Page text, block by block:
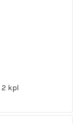
kpl